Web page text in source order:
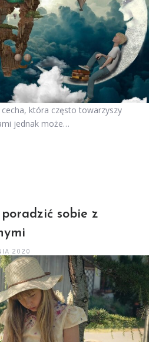
która często towarzyszy
jednak może…
sobie z
2020